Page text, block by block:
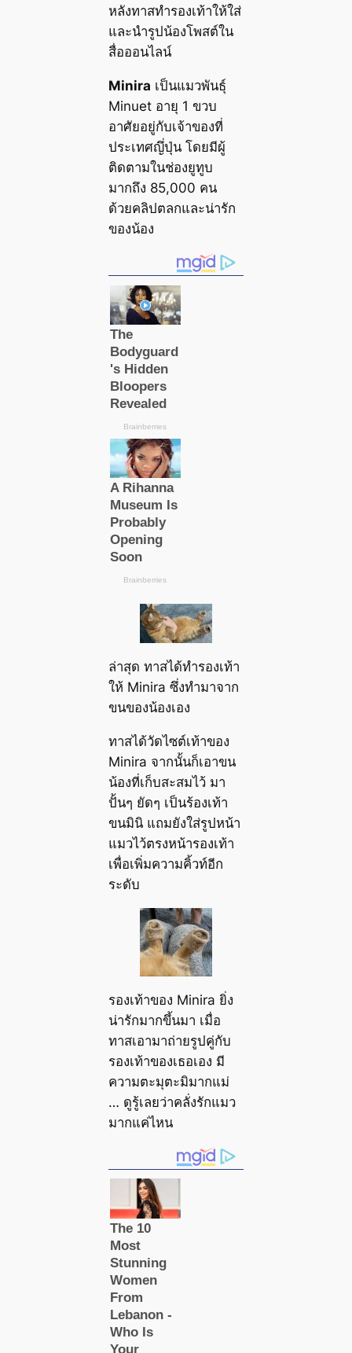
หลังทาสทำรองเท้าให้ใส่
และนำรูปน้องโพสต์ใน
สื่อออนไลน์
Minira เป็นแมวพันธุ์
Minuet อายุ 1 ขวบ
อาศัยอยู่กับเจ้าของที่
ประเทศญึ่ปุ่น โดยมีผู้
ติดตามในช่องยูทูบ
มากถึง 85,000 คน
ด้วยคลิปตลกและน่ารัก
ของน้อง
ล่าสุด ทาสได้ทำรองเท้า
ให้ Minira ซึ่งทำมาจาก
ขนของน้องเอง
ทาสได้วัดไซต์เท้าของ
Minira จากนั้นก็เอาขน
น้องที่เก็บสะสมไว้ มา
ปั้นๆ ยัดๆ เป็นร้องเท้า
ขนมินิ แถมยังใส่รูปหน้า
แมวไว้ตรงหน้ารองเท้า
เพื่อเพิ่มความคิ้วท์อีก
ระดับ
รองเท้าของ Minira ยิ่ง
น่ารักมากขึ้นมา เมื่อ
ทาสเอามาถ่ายรูปคู่กับ
รองเท้าของเธอเอง มี
ความตะมุตะมิมากแม่
… ดูรู้เลยว่าคลั่งรักแมว
มากแค่ไหน